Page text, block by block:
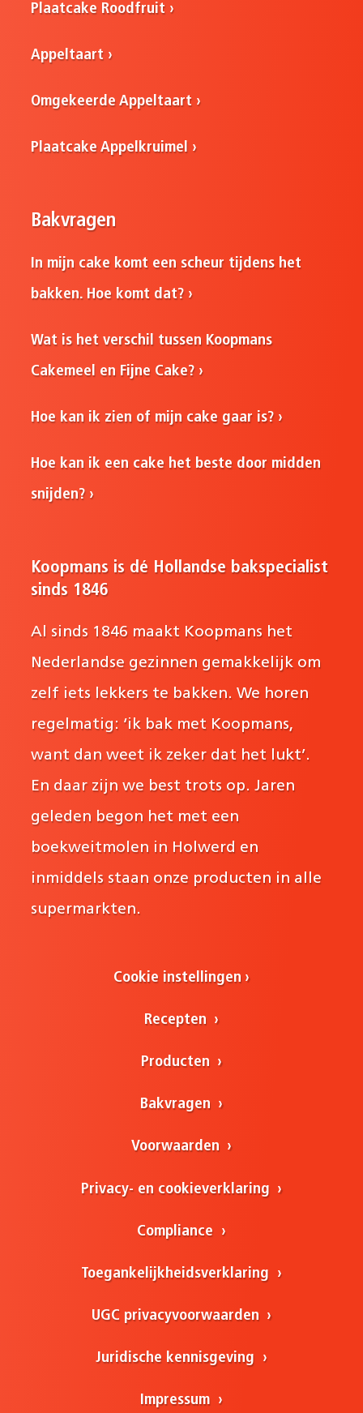
Plaatcake Roodfruit
Appeltaart
Omgekeerde Appeltaart
Plaatcake Appelkruimel
Bakvragen
In mijn cake komt een scheur tijdens het
bakken. Hoe komt dat?
Wat is het verschil tussen Koopmans
Cakemeel en Fijne Cake?
Hoe kan ik zien of mijn cake gaar is?
Hoe kan ik een cake het beste door midden
snijden?
Koopmans is dé Hollandse bakspecialist
sinds 1846
Al sinds 1846 maakt Koopmans het
Nederlandse gezinnen gemakkelijk om
zelf iets lekkers te bakken. We horen
regelmatig: ‘ik bak met Koopmans,
want dan weet ik zeker dat het lukt’.
En daar zijn we best trots op. Jaren
geleden begon het met een
boekweitmolen in Holwerd en
inmiddels staan onze producten in alle
supermarkten.
Cookie instellingen
Recepten
Producten
Bakvragen
Voorwaarden
Privacy- en cookieverklaring
Compliance
Toegankelijkheidsverklaring
UGC privacyvoorwaarden
Juridische kennisgeving
Impressum